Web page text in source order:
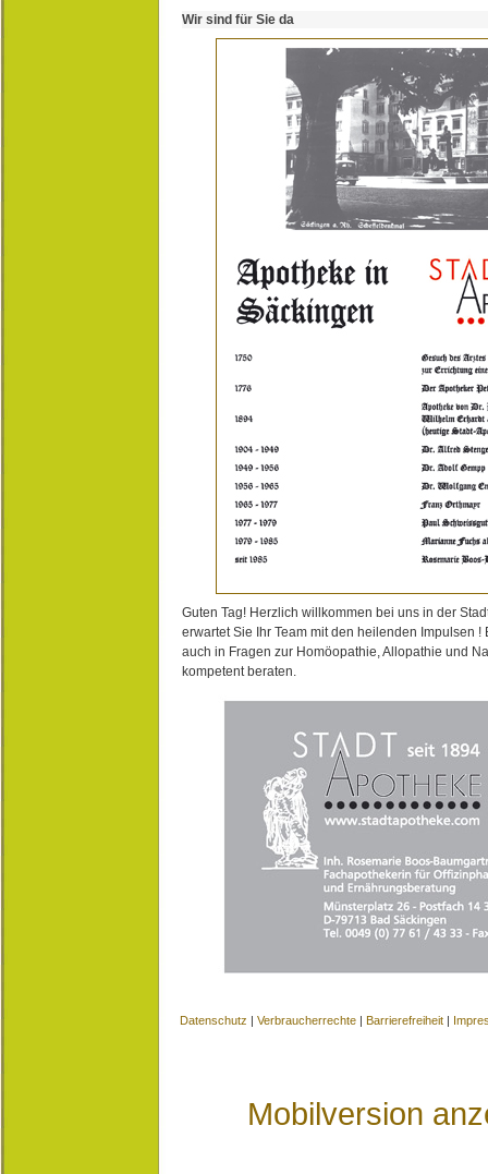
Wir sind für Sie da
Guten Tag! Herzlich willkommen bei uns in der
erwartet Sie Ihr Team mit den heilenden Impulsen !
auch in Fragen zur Homöopathie, Allopathie und
kompetent beraten.
Datenschutz | Verbraucherrechte | Barrierefreiheit |
Mobilversion